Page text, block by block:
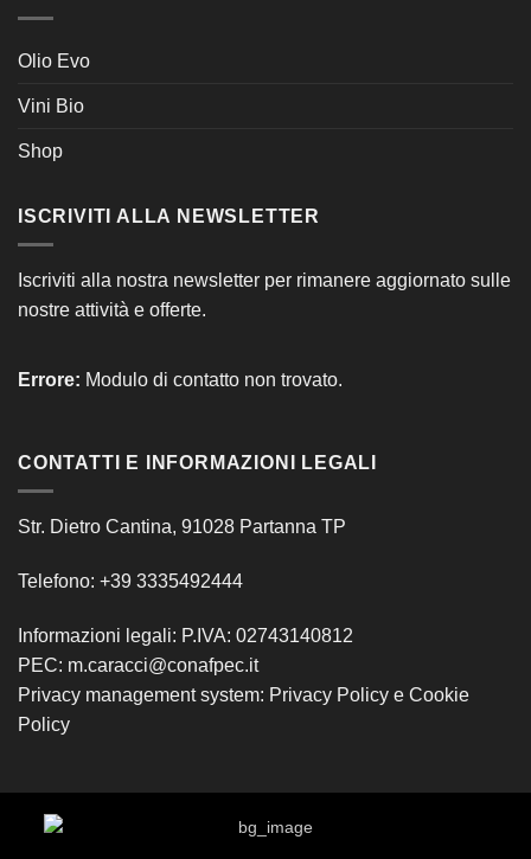
Olio Evo
Vini Bio
Shop
ISCRIVITI ALLA NEWSLETTER
Iscriviti alla nostra newsletter per rimanere aggiornato sulle
nostre attività e offerte.
Errore: Modulo di contatto non trovato.
CONTATTI E INFORMAZIONI LEGALI
Str. Dietro Cantina, 91028 Partanna TP
Telefono: +39 3335492444
Informazioni legali: P.IVA: 02743140812
PEC: m.caracci@conafpec.it
Privacy management system: Privacy Policy e Cookie
Policy